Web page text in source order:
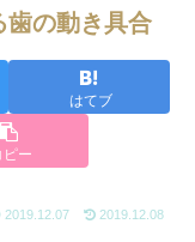
歯の動き具合
はてブ
ピー
2019.12.07 2019.12.08